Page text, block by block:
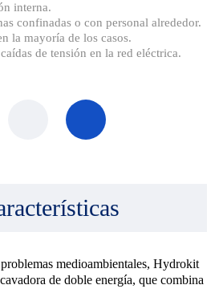
interna.
confinadas o con personal alrededor.
la mayoría de los casos.
de tensión en la red eléctrica.
medioambientales, Hydrokit
de doble energía, que combina